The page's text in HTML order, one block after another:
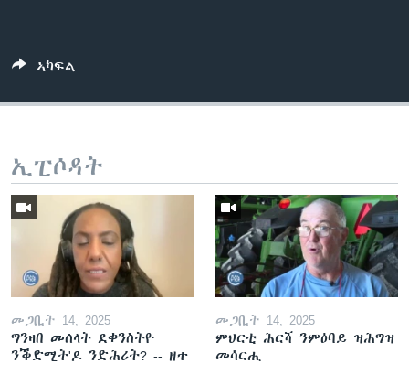
ኣካፍል
ኢፒሶዳት
መጋቢት 14, 2025
ግንዛበ መሰላት ደቀንስትዮ
ንቕድሚት'ዶ ንድሕሪት? -- ዘተ
መጋቢት 14, 2025
ምህርቲ ሕርሻ ንምዕባይ ዝሕግዝ
መሳርሒ